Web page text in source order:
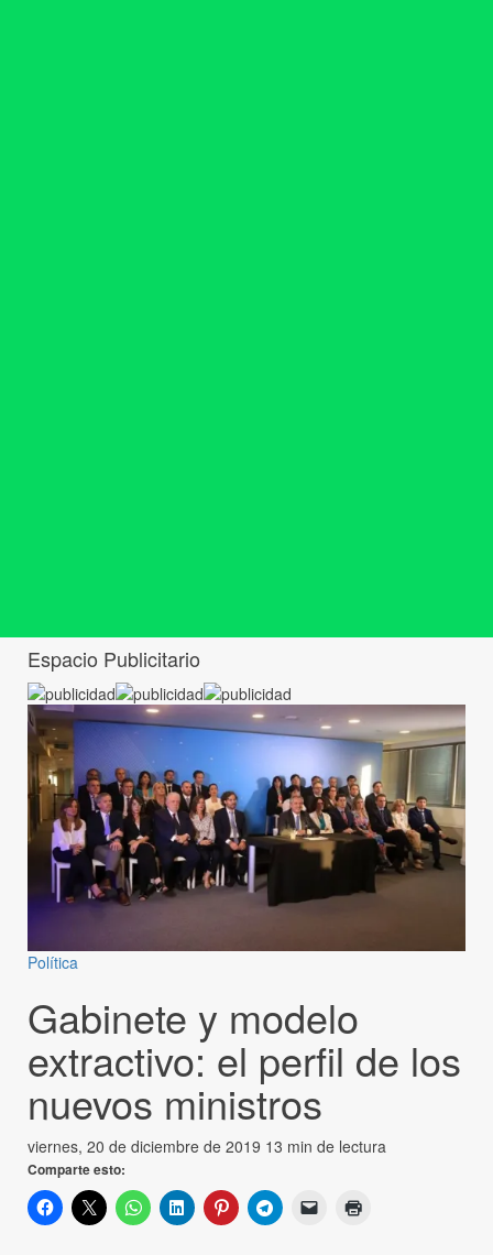
Espacio Publicitario
Política
Gabinete y modelo
extractivo: el perfil de los
nuevos ministros
viernes, 20 de diciembre de 2019 13 min de lectura
Comparte esto: